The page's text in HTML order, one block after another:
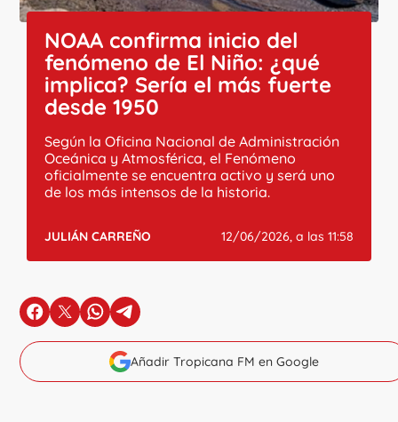
NOAA confirma inicio del
fenómeno de El Niño: ¿qué
implica? Sería el más fuerte
desde 1950
Según la Oficina Nacional de Administración
Oceánica y Atmosférica, el Fenómeno
oficialmente se encuentra activo y será uno
de los más intensos de la historia.
JULIÁN CARREÑO 12/06/2026, a las 11:58
en Facebook
en Xen Whatsapp
en Telegram
Añadir Tropicana FM en Google